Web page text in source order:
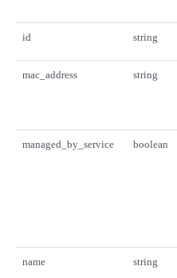
id string
mac_address string
managed_by_service boolean
name string